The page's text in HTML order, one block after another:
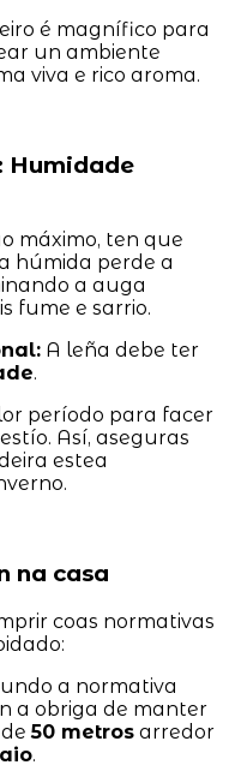
é magnífico para
un ambiente
viva e rico aroma.
Humidade
máximo, ten que
húmida perde a
a auga
fume e sarrio.
A leña debe ter
.
período para facer
Así, aseguras
estea
na casa
coas normativas
a normativa
a obriga de manter
de50 metrosarredor
.